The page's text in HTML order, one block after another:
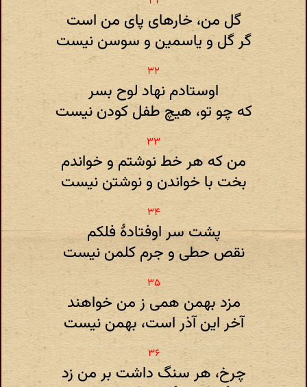
گل من، خارهای پای من است
گر گل و یاسمین و سوسن نیست
اوستادم نهاد لوح بسر
که چو تو، هیچ طفل کودن نیست
من که هر خط نوشتم و خواندم
بخت با خواندن و نوشتن نیست
پشت سر اوفتادهٔ فلکم
نقص حطی و جرم کلمن نیست
مزد بهمن همی ز من خواهند
آخر این آذر است، بهمن نیست
چرخ، هر سنگ داشت بر من زد